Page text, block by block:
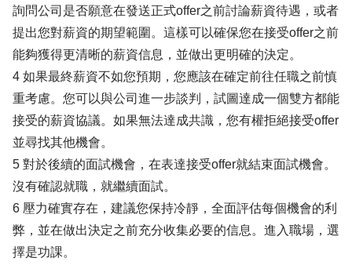
詢問公司是否願意在發送正式offer之前討論薪資待遇，或者
提出您對薪資的期望範圍。這樣可以確保您在接受offer之前
能夠獲得更清晰的薪資信息，並做出更明確的決定。
4 如果最終薪資不如您預期，您應該在確定前往任職之前慎
重考慮。您可以與公司進一步談判，試圖達成一個雙方都能
接受的薪資協議。如果無法達成共識，您有權拒絕接受offer
並尋找其他機會。
5 對於後續的面試機會，在表達接受offer就結束面試機會。
沒有確認就職，就繼續面試。
6 壓力確實存在，建議您保持冷靜，全面評估每個機會的利
弊，並在做出決定之前充分收集必要的信息。進入職場，選
擇是功課。